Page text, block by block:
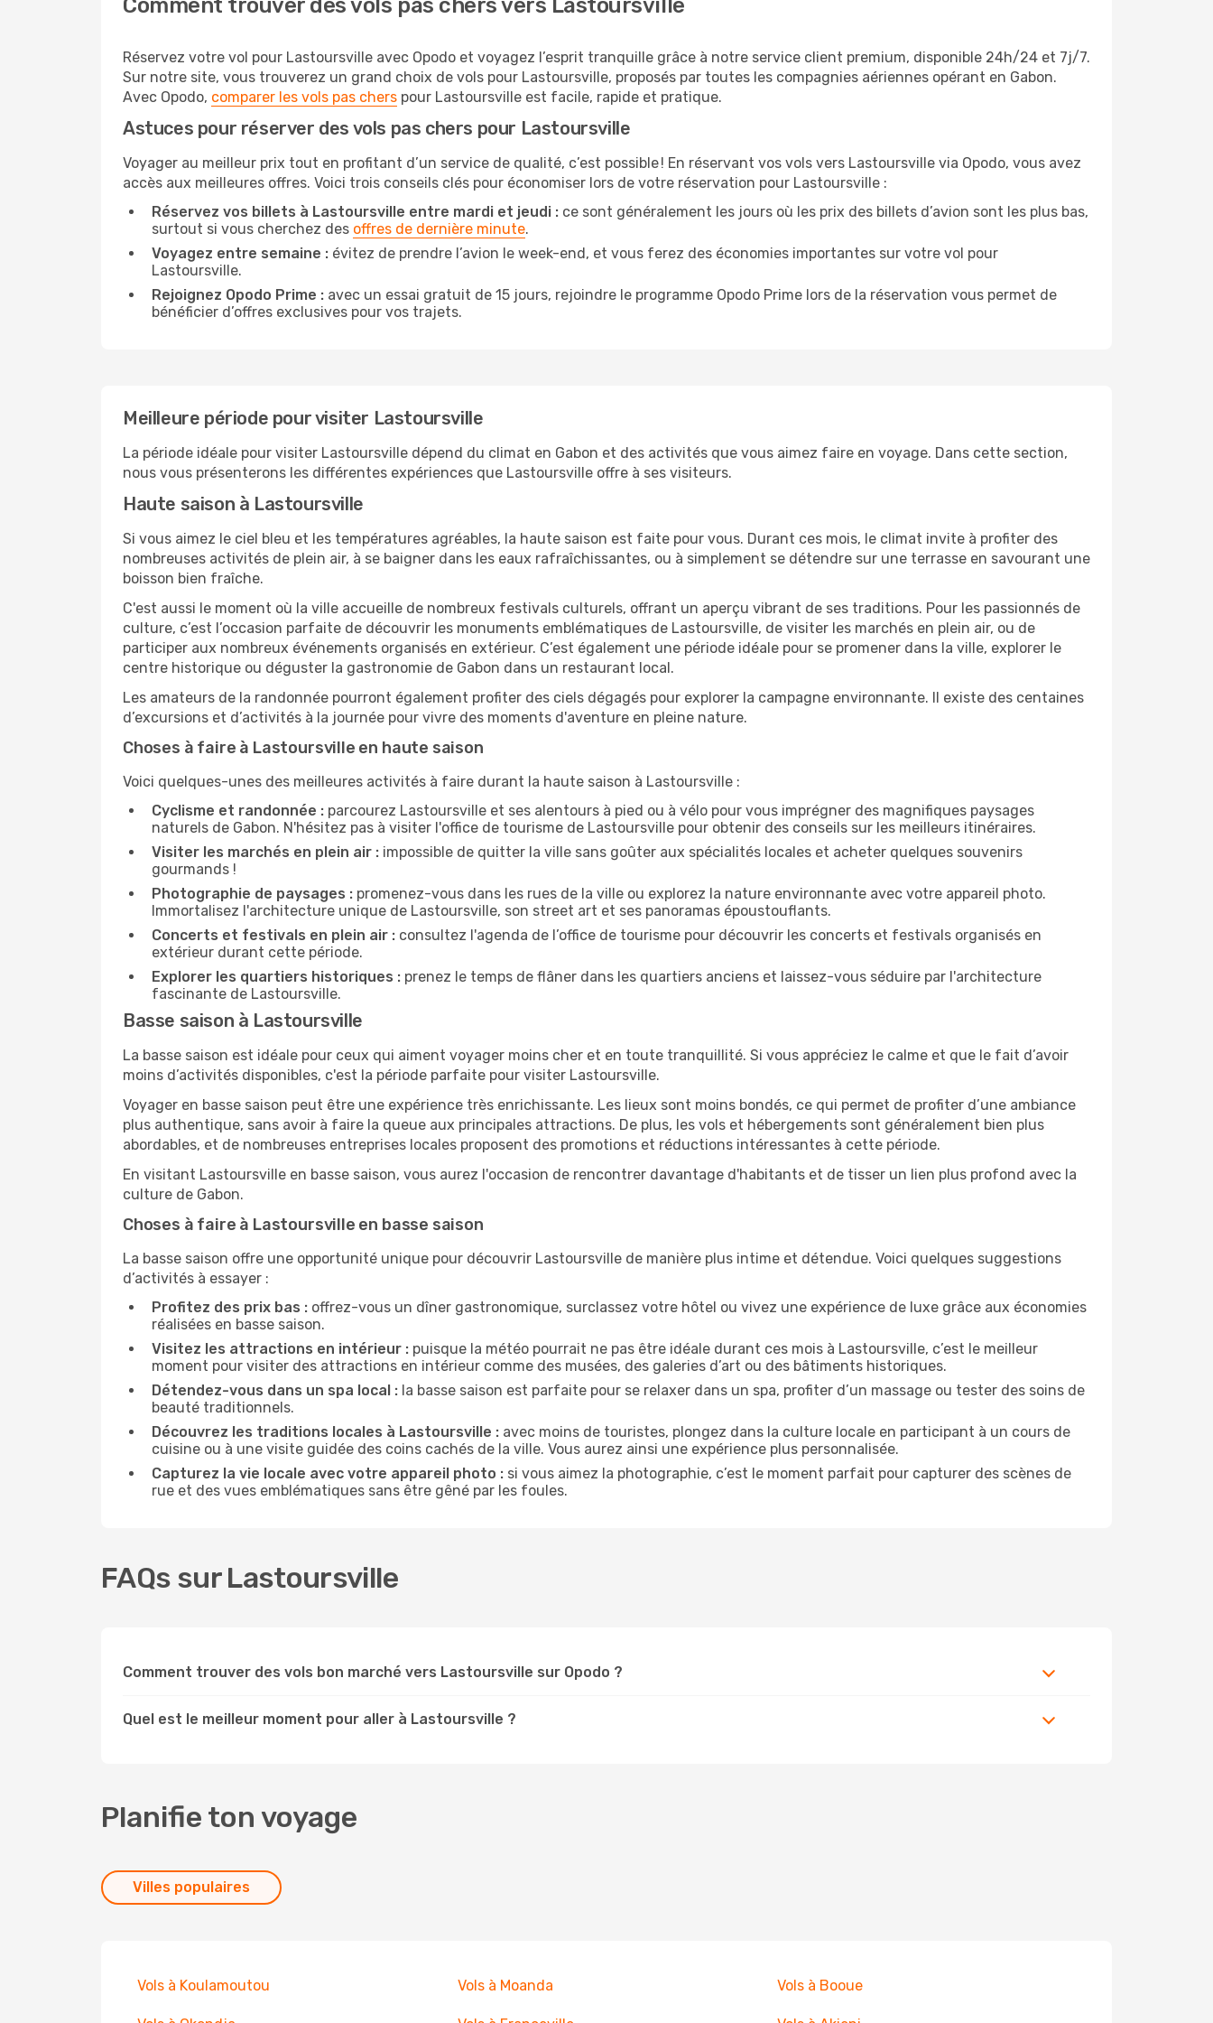
Comment trouver des vols pas chers vers Lastoursville
Réservez votre vol pour Lastoursville avec Opodo et voyagez l’esprit tranquille grâce à notre service client premium, disponible 24h/24 et 7j/7.
Sur notre site, vous trouverez un grand choix de vols pour Lastoursville, proposés par toutes les compagnies aériennes opérant en Gabon.
Avec Opodo, comparer les vols pas chers pour Lastoursville est facile, rapide et pratique.
Astuces pour réserver des vols pas chers pour Lastoursville
Voyager au meilleur prix tout en profitant d’un service de qualité, c’est possible ! En réservant vos vols vers Lastoursville via Opodo, vous avez
accès aux meilleures offres. Voici trois conseils clés pour économiser lors de votre réservation pour Lastoursville :
Réservez vos billets à Lastoursville entre mardi et jeudi : ce sont généralement les jours où les prix des billets d’avion sont les plus bas,
surtout si vous cherchez des offres de dernière minute.
Voyagez entre semaine : évitez de prendre l’avion le week-end, et vous ferez des économies importantes sur votre vol pour
Lastoursville.
Rejoignez Opodo Prime : avec un essai gratuit de 15 jours, rejoindre le programme Opodo Prime lors de la réservation vous permet de
bénéficier d’offres exclusives pour vos trajets.
Meilleure période pour visiter Lastoursville
La période idéale pour visiter Lastoursville dépend du climat en Gabon et des activités que vous aimez faire en voyage. Dans cette section,
nous vous présenterons les différentes expériences que Lastoursville offre à ses visiteurs.
Haute saison à Lastoursville
Si vous aimez le ciel bleu et les températures agréables, la haute saison est faite pour vous. Durant ces mois, le climat invite à profiter des
nombreuses activités de plein air, à se baigner dans les eaux rafraîchissantes, ou à simplement se détendre sur une terrasse en savourant une
boisson bien fraîche.
C'est aussi le moment où la ville accueille de nombreux festivals culturels, offrant un aperçu vibrant de ses traditions. Pour les passionnés de
culture, c’est l’occasion parfaite de découvrir les monuments emblématiques de Lastoursville, de visiter les marchés en plein air, ou de
participer aux nombreux événements organisés en extérieur. C’est également une période idéale pour se promener dans la ville, explorer le
centre historique ou déguster la gastronomie de Gabon dans un restaurant local.
Les amateurs de la randonnée pourront également profiter des ciels dégagés pour explorer la campagne environnante. Il existe des centaines
d’excursions et d’activités à la journée pour vivre des moments d'aventure en pleine nature.
Choses à faire à Lastoursville en haute saison
Voici quelques-unes des meilleures activités à faire durant la haute saison à Lastoursville :
Cyclisme et randonnée : parcourez Lastoursville et ses alentours à pied ou à vélo pour vous imprégner des magnifiques paysages
naturels de Gabon. N'hésitez pas à visiter l'office de tourisme de Lastoursville pour obtenir des conseils sur les meilleurs itinéraires.
Visiter les marchés en plein air : impossible de quitter la ville sans goûter aux spécialités locales et acheter quelques souvenirs
gourmands !
Photographie de paysages : promenez-vous dans les rues de la ville ou explorez la nature environnante avec votre appareil photo.
Immortalisez l'architecture unique de Lastoursville, son street art et ses panoramas époustouflants.
Concerts et festivals en plein air : consultez l'agenda de l’office de tourisme pour découvrir les concerts et festivals organisés en
extérieur durant cette période.
Explorer les quartiers historiques : prenez le temps de flâner dans les quartiers anciens et laissez-vous séduire par l'architecture
fascinante de Lastoursville.
Basse saison à Lastoursville
La basse saison est idéale pour ceux qui aiment voyager moins cher et en toute tranquillité. Si vous appréciez le calme et que le fait d’avoir
moins d’activités disponibles, c'est la période parfaite pour visiter Lastoursville.
Voyager en basse saison peut être une expérience très enrichissante. Les lieux sont moins bondés, ce qui permet de profiter d’une ambiance
plus authentique, sans avoir à faire la queue aux principales attractions. De plus, les vols et hébergements sont généralement bien plus
abordables, et de nombreuses entreprises locales proposent des promotions et réductions intéressantes à cette période.
En visitant Lastoursville en basse saison, vous aurez l'occasion de rencontrer davantage d'habitants et de tisser un lien plus profond avec la
culture de Gabon.
Choses à faire à Lastoursville en basse saison
La basse saison offre une opportunité unique pour découvrir Lastoursville de manière plus intime et détendue. Voici quelques suggestions
d’activités à essayer :
Profitez des prix bas : offrez-vous un dîner gastronomique, surclassez votre hôtel ou vivez une expérience de luxe grâce aux économies
réalisées en basse saison.
Visitez les attractions en intérieur : puisque la météo pourrait ne pas être idéale durant ces mois à Lastoursville, c’est le meilleur
moment pour visiter des attractions en intérieur comme des musées, des galeries d’art ou des bâtiments historiques.
Détendez-vous dans un spa local : la basse saison est parfaite pour se relaxer dans un spa, profiter d’un massage ou tester des soins de
beauté traditionnels.
Découvrez les traditions locales à Lastoursville : avec moins de touristes, plongez dans la culture locale en participant à un cours de
cuisine ou à une visite guidée des coins cachés de la ville. Vous aurez ainsi une expérience plus personnalisée.
Capturez la vie locale avec votre appareil photo : si vous aimez la photographie, c’est le moment parfait pour capturer des scènes de
rue et des vues emblématiques sans être gêné par les foules.
FAQs sur Lastoursville
Comment trouver des vols bon marché vers Lastoursville sur Opodo ?
Quel est le meilleur moment pour aller à Lastoursville ?
Planifie ton voyage
Villes populaires
Vols à Koulamoutou Vols à Moanda Vols à Booue